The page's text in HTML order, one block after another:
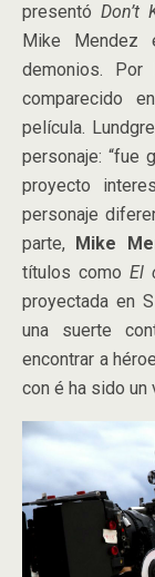
presentó Don’t
Mike Mendez
demonios.
comparecido
película.
personaje: “fue
proyecto
personaje
parte, Mike
títulos comoEl
proyectada en
una suerte
encontrar a
con é ha sido un